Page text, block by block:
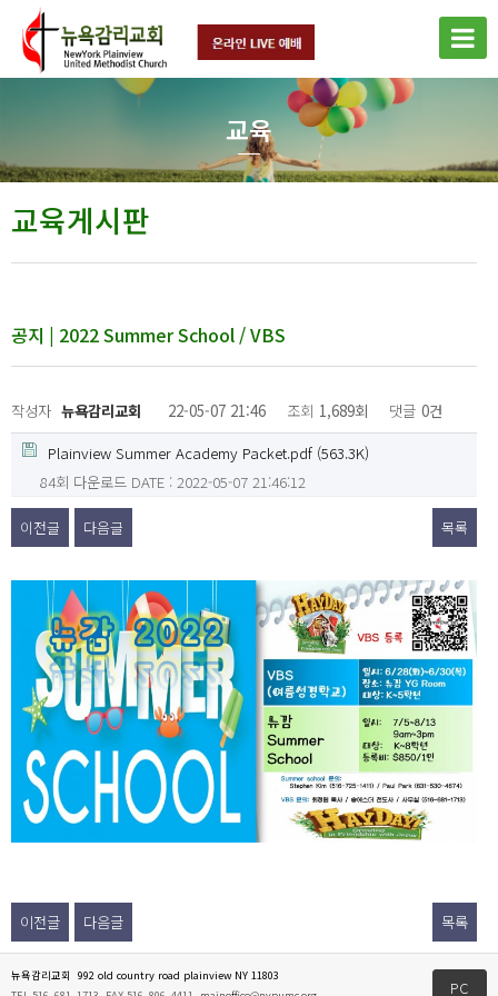
교육
교육게시판
공지 | 2022 Summer School / VBS
작성자 뉴욕감리교회 22-05-07 21:46 조회 1,689회 댓글 0건
Plainview Summer Academy Packet.pdf (563.3K)
84회 다운로드 DATE : 2022-05-07 21:46:12
이전글 다음글 목록
이전글 다음글 목록
뉴욕감리교회 992 old country road plainview NY 11803
PC